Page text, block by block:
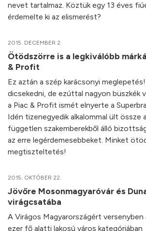
nevet tartalmaz. Köztük egy 13 éves
érdemelte ki az elismerést?
2015. DECEMBER 2.
Ötödszörre is a legkiválóbb
& Profit
Ez aztán a szép karácsonyi
dicsekedni, de ezúttal nagyon büszkék
a Piac & Profit ismét elnyerte a
Idén tizenegyedik alkalommal ült össze
független szakemberekből álló
az erre legérdemesebbeket. Minket
megtiszteltetés!
2015. OKTÓBER 22.
Jövőre Mosonmagyaróvár és
virágcsatába
A Virágos Magyarországért
ezer fő alatti lakosú város kategóriában